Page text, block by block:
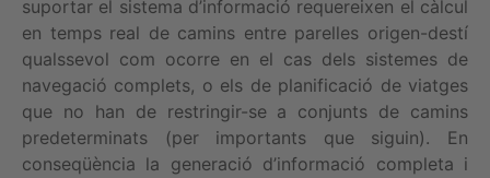
suportar el sistema d’informació requereixen el càlcul
en temps real de camins entre parelles origen-destí
qualssevol com ocorre en el cas dels sistemes de
navegació complets, o els de planificació de viatges
que no han de restringir-se a conjunts de camins
predeterminats (per importants que siguin). En
conseqüència la generació d’informació completa i